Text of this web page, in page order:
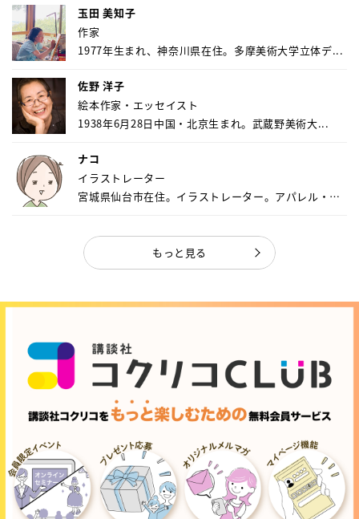
玉田 美知子
作家
1977年生まれ、神奈川県在住。多摩美術大学立体デ...
佐野 洋子
絵本作家・エッセイスト
1938年6月28日中国・北京生まれ。武蔵野美術大...
ナコ
イラストレーター
宮城県仙台市在住。イラストレーター。アパレル・キ
もっと見る